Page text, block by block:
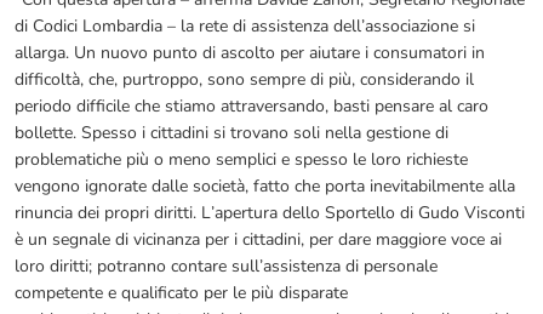
di Codici Lombardia – la rete di assistenza dell’associazione si
allarga. Un nuovo punto di ascolto per aiutare i consumatori in
difficoltà, che, purtroppo, sono sempre di più, considerando il
periodo difficile che stiamo attraversando, basti pensare al caro
bollette. Spesso i cittadini si trovano soli nella gestione di
problematiche più o meno semplici e spesso le loro richieste
vengono ignorate dalle società, fatto che porta inevitabilmente alla
rinuncia dei propri diritti. L’apertura dello Sportello di Gudo Visconti
è un segnale di vicinanza per i cittadini, per dare maggiore voce ai
loro diritti; potranno contare sull’assistenza di personale
competente e qualificato per le più disparate